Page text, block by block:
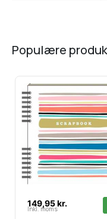
populære
149,95 kr.
Inkl. moms